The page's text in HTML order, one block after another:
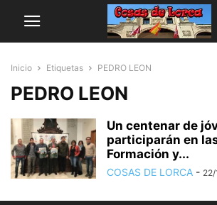
Inicio Etiquetas PEDRO LEON
PEDRO LEON
Un centenar de
participarán en
Formación y...
COSAS DE LORCA -